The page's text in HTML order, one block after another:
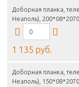
Доборная планка,
Неаполь),
1 135 руб.
Доборная планка,
Неаполь),